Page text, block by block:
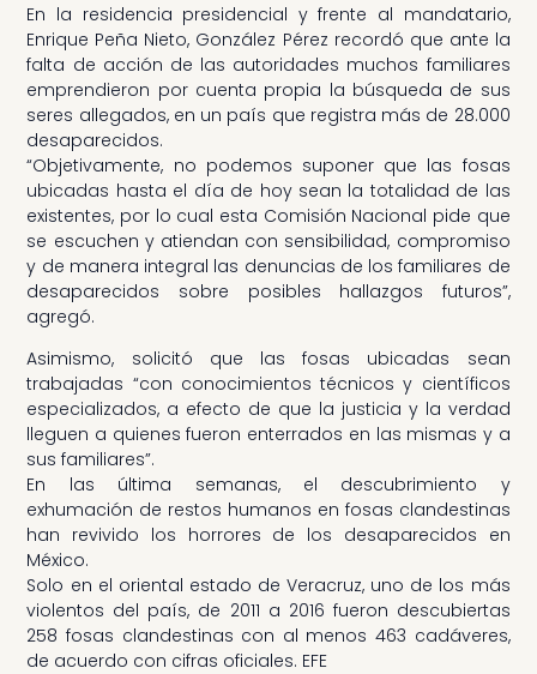
En la residencia presidencial y frente al mandatario,
Enrique Peña Nieto, González Pérez recordó que ante la
falta de acción de las autoridades muchos familiares
emprendieron por cuenta propia la búsqueda de sus
seres allegados, en un país que registra más de 28.000
desaparecidos.
“Objetivamente, no podemos suponer que las fosas
ubicadas hasta el día de hoy sean la totalidad de las
existentes, por lo cual esta Comisión Nacional pide que
se escuchen y atiendan con sensibilidad, compromiso
y de manera integral las denuncias de los familiares de
desaparecidos sobre posibles hallazgos futuros”,
agregó.
Asimismo, solicitó que las fosas ubicadas sean
trabajadas “con conocimientos técnicos y científicos
especializados, a efecto de que la justicia y la verdad
lleguen a quienes fueron enterrados en las mismas y a
sus familiares”.
En las última semanas, el descubrimiento y
exhumación de restos humanos en fosas clandestinas
han revivido los horrores de los desaparecidos en
México.
Solo en el oriental estado de Veracruz, uno de los más
violentos del país, de 2011 a 2016 fueron descubiertas
258 fosas clandestinas con al menos 463 cadáveres,
de acuerdo con cifras oficiales. EFE